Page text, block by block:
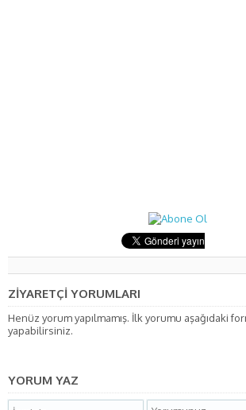
ZİYARETÇİ YORUMLARI
Henüz yorum yapılmamış. İlk yorumu aşağıdaki
yapabilirsiniz.
YORUM YAZ